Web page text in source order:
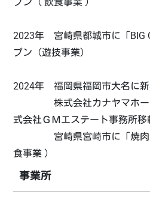
2023年 宮崎県都城市に「BIG
プン（遊技事業）
2024年 福岡県福岡市大名に新
株式会社カナヤマホール
式会社ＧＭエステート事務所移
宮崎県宮崎市に「焼肉 金
食事業 ）
事業所